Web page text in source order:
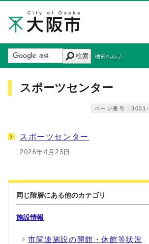
検索 検索ヘルプ
スポーツセンター
ページ番号：
スポーツセンター
2026年4月23日
同じ階層にある他のカテゴリ
施設情報
市関連施設の開館・休館等状況